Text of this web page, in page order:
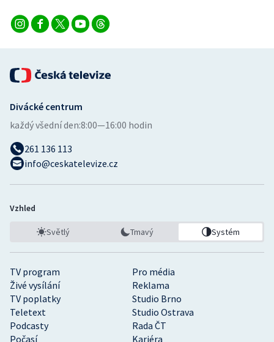
Short track
Sportovní střelba
Stolní tenis
Triatlon
Vodní slalom
TV program
Pro média
Živé vysílání
Reklama
TV poplatky
Studio Brno
Teletext
Studio Ostrava
Podcasty
Rada ČT
Počasí
Kariéra
Divácké centrum
každý všední den:8:00—16:00 hodin
261 136 113
info@ceskatelevize.cz
Vzhled
Světlý Tmavý Systém